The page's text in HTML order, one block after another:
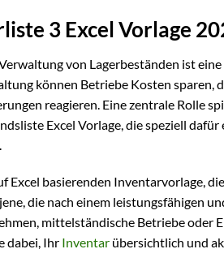
3 Excel Vorlage
von Lagerbeständen ist
können Betriebe Kosten sparen,
reagieren. Eine zentrale Rolle
Excel Vorlage, die speziell
Excel basierenden Inventarvorlage,
die nach einem leistungsfähigen
mittelständische Betriebe oder
dabei, Ihr Inventar übersichtlich und